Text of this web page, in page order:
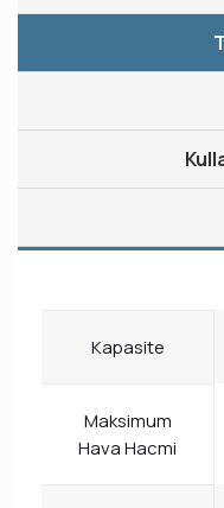
Kapasite
Maksimum
Hava Hacmi